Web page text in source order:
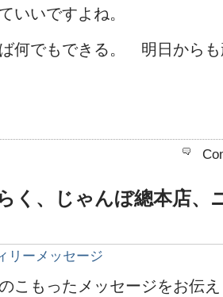
いいですよね。
ば何でもできる。 明日から
く、じゃんぼ總本店、
リーメッセージ
こもったメッセージをお伝